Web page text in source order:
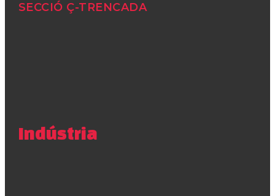
SECCIÓ Ç-TRENCADA
Indústria